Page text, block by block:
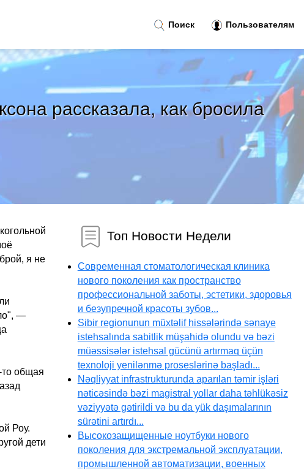
рассказала, как бросила
я не
—
общая
Роу.
дети
Топ Новости Недели
Современная стоматологическая клиника
нового поколения как пространство
профессиональной заботы, эстетики, здоровья
и безупречной красоты зубов...
Sibir regionunun müxtəlif hissələrində sənaye
istehsalında sabitlik müşahidə olundu və bəzi
müəssisələr istehsal gücünü artırmaq üçün
texnoloji yenilənmə proseslərinə başladı...
Nəqliyyat infrastrukturunda aparılan təmir işləri
nəticəsində bəzi magistral yollar daha təhlükəsiz
vəziyyətə gətirildi və bu da yük daşımalarının
sürətini artırdı...
Высокозащищенные ноутбуки нового
поколения для экстремальной эксплуатации,
промышленной автоматизации, военных
Поиск Пользователям